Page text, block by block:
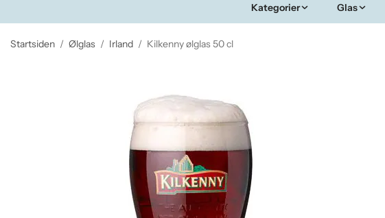
Kategorier Glas
Startsiden / Ølglas / Irland / Kilkenny ølglas 50 cl